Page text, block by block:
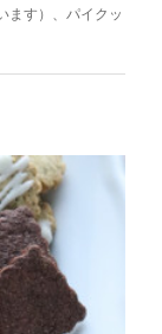
ます）、パイクッ